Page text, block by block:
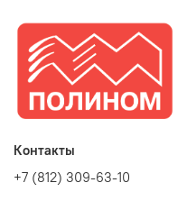
Контакты
+7 (812) 309-63-10